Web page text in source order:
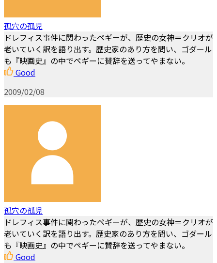
孤穴の孤児
ドレフィス事件に関わったペギーが、歴史の女神＝クリオが
老いていく訳を語り出す。歴史家のあり方を問い、ゴダール
も『映画史』の中でペギーに賛辞を送ってやまない。
Good
2009/02/08
孤穴の孤児
ドレフィス事件に関わったペギーが、歴史の女神＝クリオが
老いていく訳を語り出す。歴史家のあり方を問い、ゴダール
も『映画史』の中でペギーに賛辞を送ってやまない。
Good